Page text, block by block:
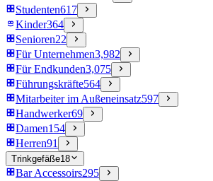
Studenten617
Kinder364
Senioren22
Für Unternehmen3,982
Für Endkunden3,075
Führungskräfte564
Mitarbeiter im Außeneinsatz597
Handwerker69
Damen154
Herren91
Trinkgefäße18
Bar Accessoirs295